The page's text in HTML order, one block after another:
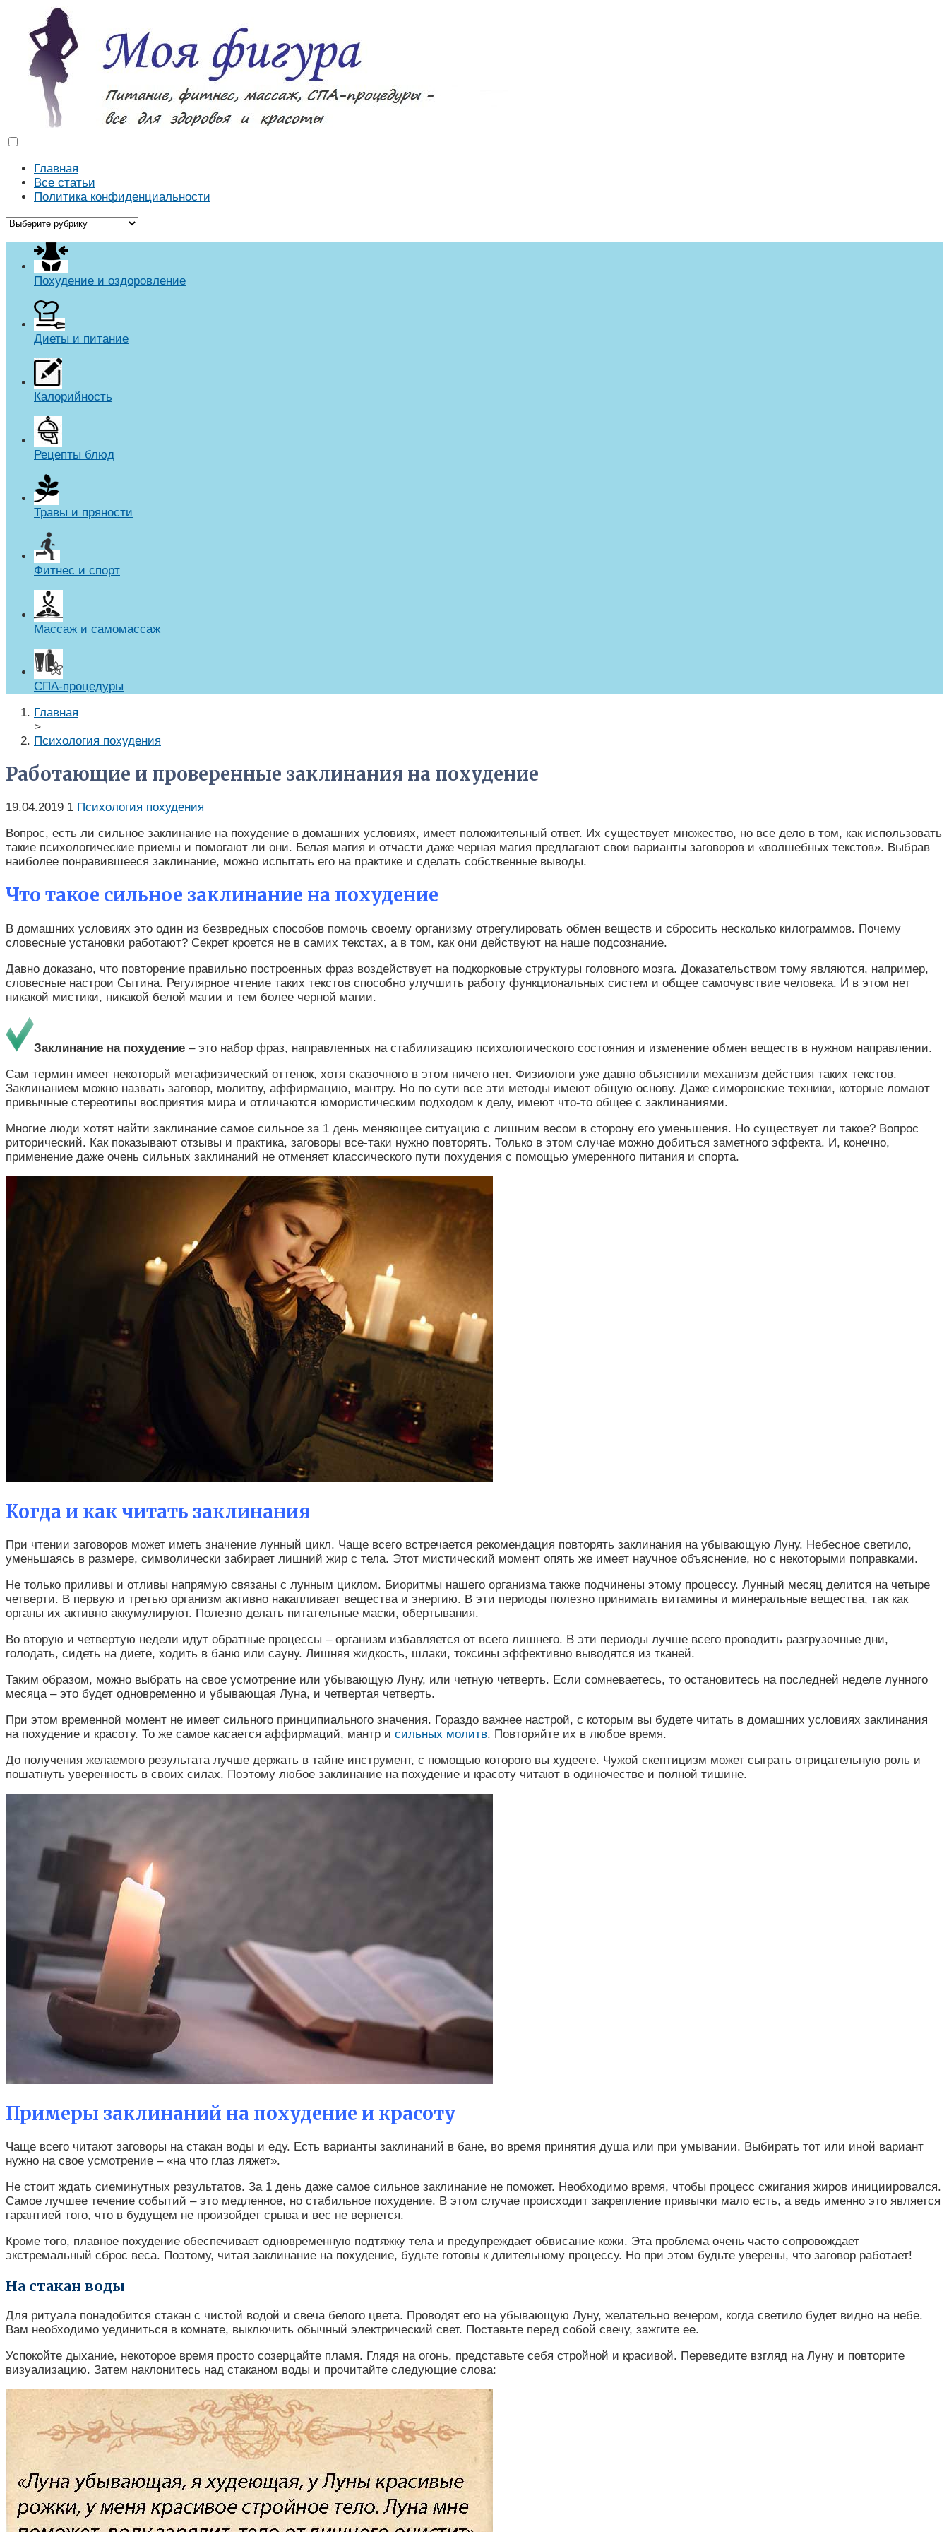
Моя фигура
Как похудеть в домашних условиях. Массаж, диеты, рецепты, фитнес, спа-процедуры
Главная
Все статьи
Политика конфиденциальности
Похудение и оздоровление
Диеты и питание
Калорийность
Рецепты блюд
Травы и пряности
Фитнес и спорт
Массаж и самомассаж
СПА-процедуры
Главная
>
Психология похудения
Работающие и проверенные заклинания на похудение
19.04.2019 1 Психология похудения
Вопрос, есть ли сильное заклинание на похудение в домашних условиях, имеет положительный ответ. Их существует множество, но все дело в том, как использовать
такие психологические приемы и помогают ли они. Белая магия и отчасти даже черная магия предлагают свои варианты заговоров и «волшебных текстов». Выбрав
наиболее понравившееся заклинание, можно испытать его на практике и сделать собственные выводы.
Что такое сильное заклинание на похудение
В домашних условиях это один из безвредных способов помочь своему организму отрегулировать обмен веществ и сбросить несколько килограммов. Почему
словесные установки работают? Секрет кроется не в самих текстах, а в том, как они действуют на наше подсознание.
Давно доказано, что повторение правильно построенных фраз воздействует на подкорковые структуры головного мозга. Доказательством тому являются, например,
словесные настрои Сытина. Регулярное чтение таких текстов способно улучшить работу функциональных систем и общее самочувствие человека. И в этом нет
никакой мистики, никакой белой магии и тем более черной магии.
Заклинание на похудение – это набор фраз, направленных на стабилизацию психологического состояния и изменение обмен веществ в нужном направлении.
Сам термин имеет некоторый метафизический оттенок, хотя сказочного в этом ничего нет. Физиологи уже давно объяснили механизм действия таких текстов.
Заклинанием можно назвать заговор, молитву, аффирмацию, мантру. Но по сути все эти методы имеют общую основу. Даже симоронские техники, которые ломают
привычные стереотипы восприятия мира и отличаются юмористическим подходом к делу, имеют что-то общее с заклинаниями.
Многие люди хотят найти заклинание самое сильное за 1 день меняющее ситуацию с лишним весом в сторону его уменьшения. Но существует ли такое? Вопрос
риторический. Как показывают отзывы и практика, заговоры все-таки нужно повторять. Только в этом случае можно добиться заметного эффекта. И, конечно,
применение даже очень сильных заклинаний не отменяет классического пути похудения с помощью умеренного питания и спорта.
Когда и как читать заклинания
При чтении заговоров может иметь значение лунный цикл. Чаще всего встречается рекомендация повторять заклинания на убывающую Луну. Небесное светило,
уменьшаясь в размере, символически забирает лишний жир с тела. Этот мистический момент опять же имеет научное объяснение, но с некоторыми поправками.
Не только приливы и отливы напрямую связаны с лунным циклом. Биоритмы нашего организма также подчинены этому процессу. Лунный месяц делится на четыре
четверти. В первую и третью организм активно накапливает вещества и энергию. В эти периоды полезно принимать витамины и минеральные вещества, так как
органы их активно аккумулируют. Полезно делать питательные маски, обертывания.
Во вторую и четвертую недели идут обратные процессы – организм избавляется от всего лишнего. В эти периоды лучше всего проводить разгрузочные дни,
голодать, сидеть на диете, ходить в баню или сауну. Лишняя жидкость, шлаки, токсины эффективно выводятся из тканей.
Таким образом, можно выбрать на свое усмотрение или убывающую Луну, или четную четверть. Если сомневаетесь, то остановитесь на последней неделе лунного
месяца – это будет одновременно и убывающая Луна, и четвертая четверть.
При этом временной момент не имеет сильного принципиального значения. Гораздо важнее настрой, с которым вы будете читать в домашних условиях заклинания
на похудение и красоту. То же самое касается аффирмаций, мантр и сильных молитв. Повторяйте их в любое время.
До получения желаемого результата лучше держать в тайне инструмент, с помощью которого вы худеете. Чужой скептицизм может сыграть отрицательную роль и
пошатнуть уверенность в своих силах. Поэтому любое заклинание на похудение и красоту читают в одиночестве и полной тишине.
Примеры заклинаний на похудение и красоту
Чаще всего читают заговоры на стакан воды и еду. Есть варианты заклинаний в бане, во время принятия душа или при умывании. Выбирать тот или иной вариант
нужно на свое усмотрение – «на что глаз ляжет».
Не стоит ждать сиеминутных результатов. За 1 день даже самое сильное заклинание не поможет. Необходимо время, чтобы процесс сжигания жиров инициировался.
Самое лучшее течение событий – это медленное, но стабильное похудение. В этом случае происходит закрепление привычки мало есть, а ведь именно это является
гарантией того, что в будущем не произойдет срыва и вес не вернется.
Кроме того, плавное похудение обеспечивает одновременную подтяжку тела и предупреждает обвисание кожи. Эта проблема очень часто сопровождает
экстремальный сброс веса. Поэтому, читая заклинание на похудение, будьте готовы к длительному процессу. Но при этом будьте уверены, что заговор работает!
На стакан воды
Для ритуала понадобится стакан с чистой водой и свеча белого цвета. Проводят его на убывающую Луну, желательно вечером, когда светило будет видно на небе.
Вам необходимо уединиться в комнате, выключить обычный электрический свет. Поставьте перед собой свечу, зажгите ее.
Успокойте дыхание, некоторое время просто созерцайте пламя. Глядя на огонь, представьте себя стройной и красивой. Переведите взгляд на Луну и повторите
визуализацию. Затем наклонитесь над стаканом воды и прочитайте следующие слова: